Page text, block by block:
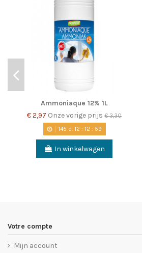
Ammoniaque 12% 1L
€ 2,97 Onze vorige prijs€ 3,30
145 d. 12 : 12 : 59
In winkelwagen
Votre compte
Mijn account